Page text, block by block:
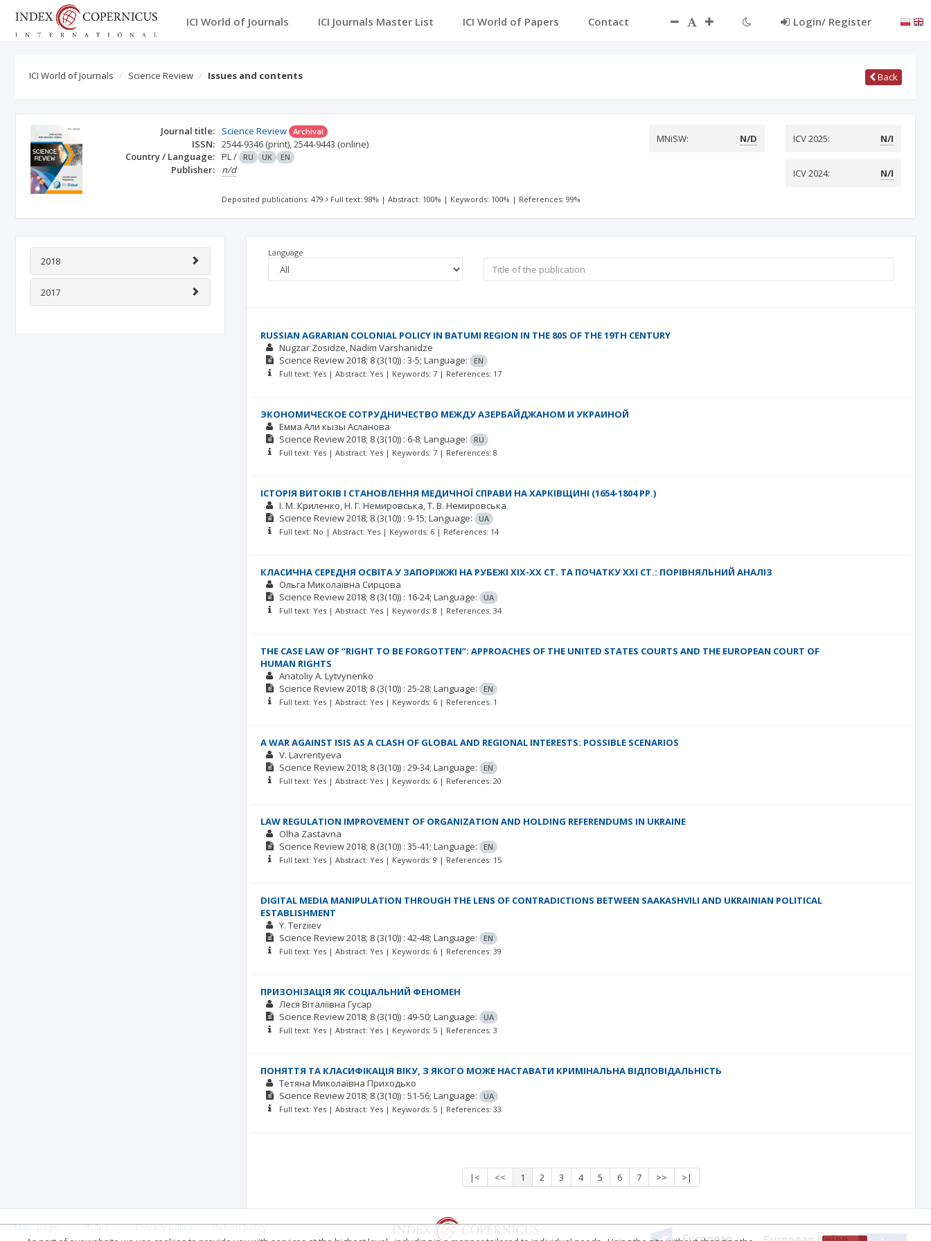
ICI World of Journals ICI Journals Master List ICI World of Papers Contact Login/ Register
ICI World of Journals Science Review Issues and contents Back
Journal title: Science Review Archival
ISSN: 2544-9346 (print),2544-9443 (online)
Country / Language: PL/ RU UK EN
Publisher: n/d
MNiSW: N/D ICV 2025: N/I
ICV 2024: N/I
Deposited publications: 479 Full text: 98% |Abstract: 100% | Keywords: 100% | References: 99%
2018
2017
Language
RUSSIAN AGRARIAN COLONIAL POLICY IN BATUMI REGION IN THE 80S OF THE 19TH CENTURY
Nugzar Zosidze Nadim Varshanidze
Science Review2018; 8 (3(10)) : 3-5; Language: EN
Full text: Yes | Abstract: Yes | Keywords: 7 | References: 17
ЭКОНОМИЧЕСКОЕ СОТРУДНИЧЕСТВО МЕЖДУ АЗЕРБАЙДЖАНОМ И УКРАИНОЙ
Емма Али кызы Асланова
Science Review2018; 8 (3(10)) : 6-8; Language: RU
Full text: Yes | Abstract: Yes | Keywords: 7 | References: 8
ІСТОРІЯ ВИТОКІВ І СТАНОВЛЕННЯ МЕДИЧНОЇ СПРАВИ НА ХАРКІВЩИНІ (1654-1804 РР.)
І. М. Криленко Н. Г. Немировська Т. В. Немировська
Science Review2018; 8 (3(10)) : 9-15; Language: UA
Full text: No | Abstract: Yes | Keywords: 6 | References: 14
КЛАСИЧНА СЕРЕДНЯ ОСВІТА У ЗАПОРІЖЖІ НА РУБЕЖІ ХІХ-ХХ СТ. ТА ПОЧАТКУ ХХІ СТ.: ПОРІВНЯЛЬНИЙ АНАЛІЗ
Ольга Миколаївна Сирцова
Science Review2018; 8 (3(10)) : 16-24; Language: UA
Full text: Yes | Abstract: Yes | Keywords: 8 | References: 34
THE CASE LAW OF “RIGHT TO BE FORGOTTEN”: APPROACHES OF THE UNITED STATES COURTS AND THE EUROPEAN COURT OF
HUMAN RIGHTS
Anatoliy A. Lytvynenko
Science Review2018; 8 (3(10)) : 25-28; Language: EN
Full text: Yes | Abstract: Yes | Keywords: 6 | References: 1
A WAR AGAINST ISIS AS A CLASH OF GLOBAL AND REGIONAL INTERESTS: POSSIBLE SCENARIOS
V. Lavrentyeva
Science Review2018; 8 (3(10)) : 29-34; Language: EN
Full text: Yes | Abstract: Yes | Keywords: 6 | References: 20
LAW REGULATION IMPROVEMENT OF ORGANIZATION AND HOLDING REFERENDUMS IN UKRAINE
Olha Zastavna
Science Review2018; 8 (3(10)) : 35-41; Language: EN
Full text: Yes | Abstract: Yes | Keywords: 9 | References: 15
DIGITAL MEDIA MANIPULATION THROUGH THE LENS OF CONTRADICTIONS BETWEEN SAAKASHVILI AND UKRAINIAN POLITICAL
ESTABLISHMENT
Y. Terziiev
Science Review2018; 8 (3(10)) : 42-48; Language: EN
Full text: Yes | Abstract: Yes | Keywords: 6 | References: 39
ПРИЗОНІЗАЦІЯ ЯК СОЦІАЛЬНИЙ ФЕНОМЕН
Леся Віталіївна Гусар
Science Review2018; 8 (3(10)) : 49-50; Language: UA
Full text: Yes | Abstract: Yes | Keywords: 5 | References: 3
ПОНЯТТЯ ТА КЛАСИФІКАЦІЯ ВІКУ, З ЯКОГО МОЖЕ НАСТАВАТИ КРИМІНАЛЬНА ВІДПОВІДАЛЬНІСТЬ
Тетяна Миколаївна Приходько
Science Review2018; 8 (3(10)) : 51-56; Language: UA
Full text: Yes | Abstract: Yes | Keywords: 5 | References: 33
|< << 1 2 3 4 5 6 7 >> >|
Main page . Rules . Privacy policy .
Return policy